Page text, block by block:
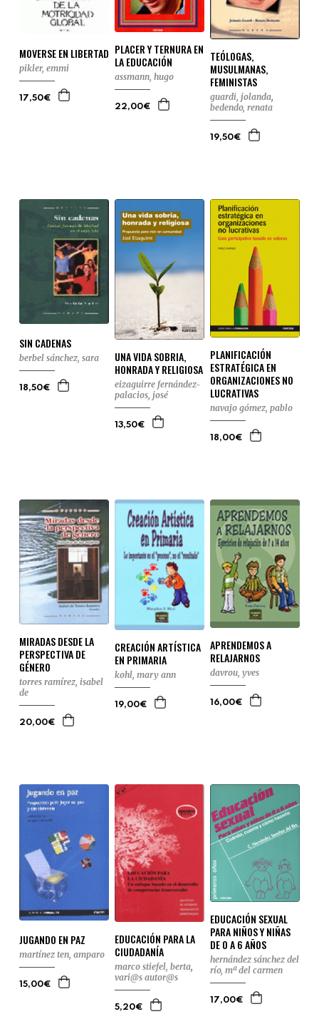
MOVERSE EN LIBERTAD
pikler, emmi
17,50€
PLACER Y TERNURA EN
LA EDUCACIÓN
assmann, hugo
22,00€
TEÓLOGAS,
MUSULMANAS,
FEMINISTAS
guardi, jolanda,
bedendo, renata
19,50€
SIN CADENAS
berbel sánchez, sara
18,50€
UNA VIDA SOBRIA,
HONRADA Y RELIGIOSA
eizaguirre fernández-
palacios, josé
13,50€
PLANIFICACIÓN
ESTRATÉGICA EN
ORGANIZACIONES NO
LUCRATIVAS
navajo gómez, pablo
18,00€
MIRADAS DESDE LA
PERSPECTIVA DE
GÉNERO
torres ramírez, isabel
de
20,00€
CREACIÓN ARTÍSTICA
EN PRIMARIA
kohl, mary ann
19,00€
APRENDEMOS A
RELAJARNOS
davrou, yves
16,00€
JUGANDO EN PAZ
martínez ten, amparo
15,00€
EDUCACIÓN PARA LA
CIUDADANÍA
marco stiefel, berta,
vari@s autor@s
5,20€
EDUCACIÓN SEXUAL
PARA NIÑOS Y NIÑAS
DE 0 A 6 AÑOS
hernández sánchez del
río, mª del carmen
17,00€